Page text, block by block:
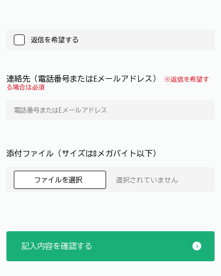
返信を希望する
連絡先（電話番号またはEメールアドレス）
※返信を希望す
る場合は必須
添付ファイル（サイズは8メガバイト以下）
ファイルを選択 選択されていません